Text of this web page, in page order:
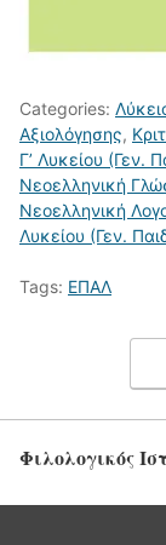
Categories:
Αξιολόγησης,
Γ’ Λυκείου (Γεν.
Νεοελληνική
Νεοελληνική
Λυκείου (Γεν.
Tags: ΕΠΑΛ
Φιλολογικός